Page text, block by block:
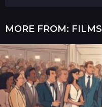
MORE FROM: FILMS